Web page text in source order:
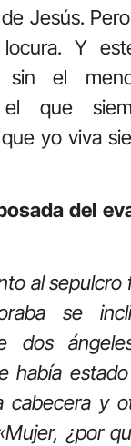
Jesús.
Y
sin el
el que
yo viva
del
al sepulcro
se
dos
había
cabecera y
¿por